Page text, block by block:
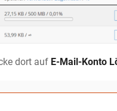
dort auf E-Mail-Konto